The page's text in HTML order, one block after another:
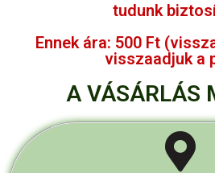
tudunk
Ennek ára: 500 Ft
visszaadjuk a
A VÁSÁRLÁS